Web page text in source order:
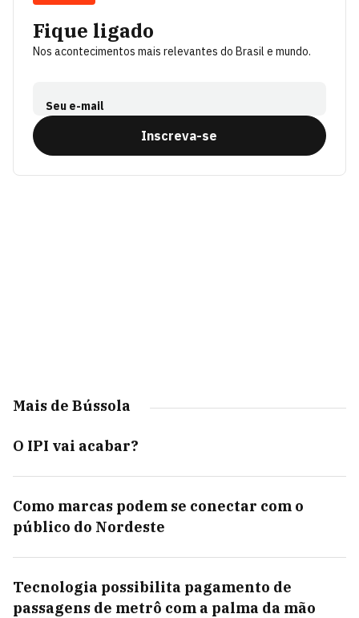
Fique ligado
Nos acontecimentos mais relevantes do Brasil e mundo.
Seu e-mail
Inscreva-se
Mais de Bússola
O IPI vai acabar?
Como marcas podem se conectar com o
público do Nordeste
Tecnologia possibilita pagamento de
passagens de metrô com a palma da mão